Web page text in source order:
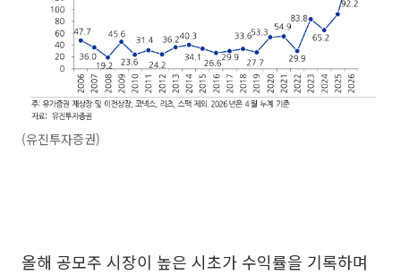
(유진투자증권)
올해 공모주 시장이 높은 시초가 수익률을 기록하며